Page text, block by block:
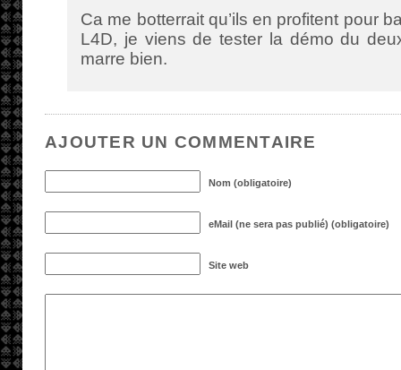
Ca me botterrait qu’ils en profitent pour
L4D, je viens de tester la démo du
marre bien.
AJOUTER UN COMMENTAIRE
Nom (obligatoire)
eMail (ne sera pas publié) (obligatoire)
Site web